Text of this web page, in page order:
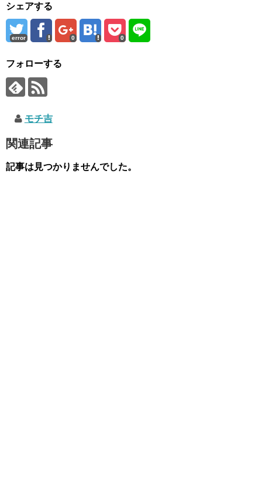
シェアする
error 0 0
フォローする
モチ吉
関連記事
記事は見つかりませんでした。